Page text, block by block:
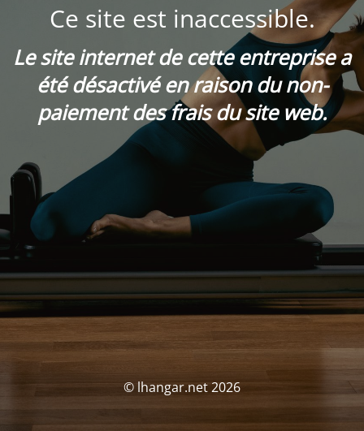
Ce site est inaccessible.
Le site internet de cette entreprise a
été désactivé en raison du non-
paiement des frais du site web.
© lhangar.net 2026